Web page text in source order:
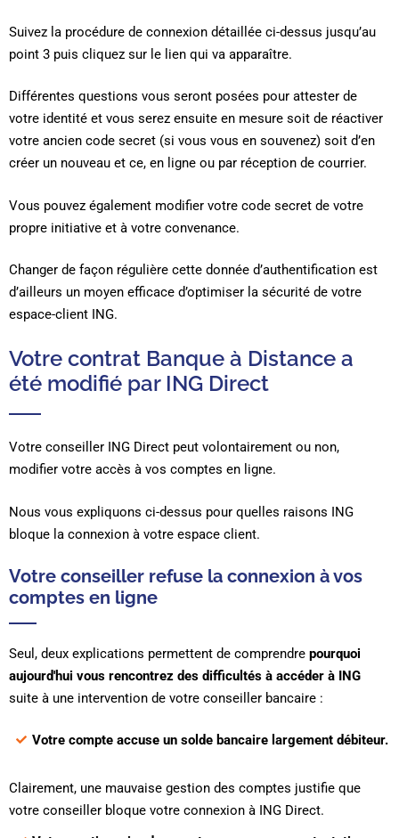
Suivez la procédure de connexion détaillée ci-dessus jusqu’au
point 3 puis cliquez sur le lien qui va apparaître.
Différentes questions vous seront posées pour attester de
votre identité et vous serez ensuite en mesure soit de réactiver
votre ancien code secret (si vous vous en souvenez) soit d’en
créer un nouveau et ce, en ligne ou par réception de courrier.
Vous pouvez également modifier votre code secret de votre
propre initiative et à votre convenance.
Changer de façon régulière cette donnée d’authentification est
d’ailleurs un moyen efficace d’optimiser la sécurité de votre
espace-client ING.
Votre contrat Banque à Distance a
été modifié par ING Direct
Votre conseiller ING Direct peut volontairement ou non,
modifier votre accès à vos comptes en ligne.
Nous vous expliquons ci-dessus pour quelles raisons ING
bloque la connexion à votre espace client.
Votre conseiller refuse la connexion à vos
comptes en ligne
Seul, deux explications permettent de comprendre pourquoi
aujourd'hui vous rencontrez des difficultés à accéder à ING
suite à une intervention de votre conseiller bancaire :
Votre compte accuse un solde bancaire largement débiteur.
Clairement, une mauvaise gestion des comptes justifie que
votre conseiller bloque votre connexion à ING Direct.